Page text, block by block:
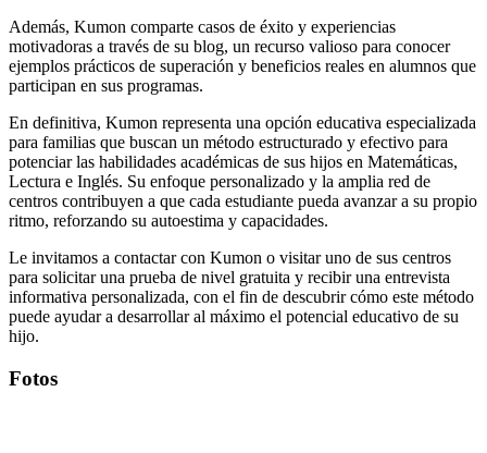
Además, Kumon comparte casos de éxito y experiencias
motivadoras a través de su blog, un recurso valioso para conocer
ejemplos prácticos de superación y beneficios reales en alumnos que
participan en sus programas.
En definitiva, Kumon representa una opción educativa especializada
para familias que buscan un método estructurado y efectivo para
potenciar las habilidades académicas de sus hijos en Matemáticas,
Lectura e Inglés. Su enfoque personalizado y la amplia red de
centros contribuyen a que cada estudiante pueda avanzar a su propio
ritmo, reforzando su autoestima y capacidades.
Le invitamos a contactar con Kumon o visitar uno de sus centros
para solicitar una prueba de nivel gratuita y recibir una entrevista
informativa personalizada, con el fin de descubrir cómo este método
puede ayudar a desarrollar al máximo el potencial educativo de su
hijo.
Fotos